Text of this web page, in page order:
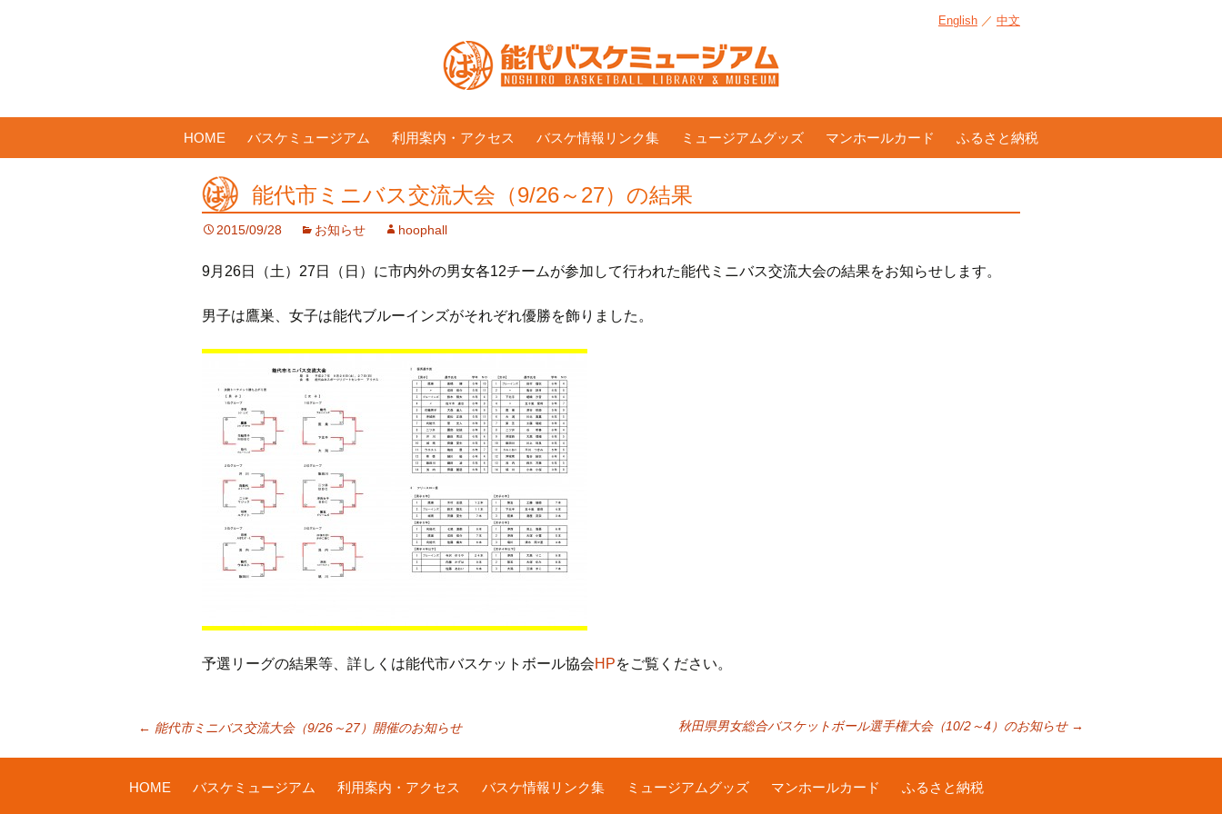
English ／ 中文
HOME バスケミュージアム 利用案内・アクセス バスケ情報リンク集 ミュージアムグッズ マンホールカード ふるさと納税
能代市ミニバス交流大会（9/26～27）の結果
2015/09/28 お知らせ hoophall
9月26日（土）27日（日）に市内外の男女各12チームが参加して行われた能代ミニバス交流大会の結果をお知らせします。
男子は鷹巣、女子は能代ブルーインズがそれぞれ優勝を飾りました。
予選リーグの結果等、詳しくは能代市バスケットボール協会HPをご覧ください。
← 能代市ミニバス交流大会（9/26～27）開催のお知らせ 秋田県男女総合バスケットボール選手権大会（10/2～4）のお知らせ →
HOME バスケミュージアム 利用案内・アクセス バスケ情報リンク集 ミュージアムグッズ マンホールカード ふるさと納税